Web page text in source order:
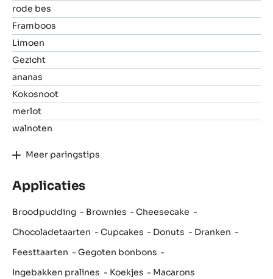
rode bes
Framboos
Limoen
Gezicht
ananas
Kokosnoot
merlot
walnoten
Meer paringstips
Applicaties
Broodpudding Brownies
Cheesecake
Chocoladetaarten
Cupcakes Donuts
Dranken
Feesttaarten
Gegoten bonbons
Ingebakken pralines
Koekjes Macarons